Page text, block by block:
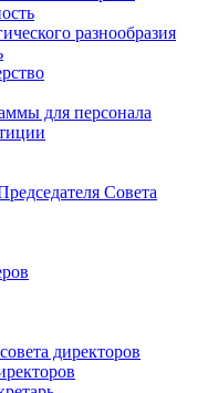
разнообразия
для персонала
Совета
директоров